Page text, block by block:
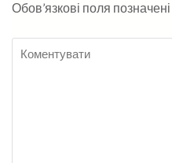
Обов’язкові поля позначені
Коментувати